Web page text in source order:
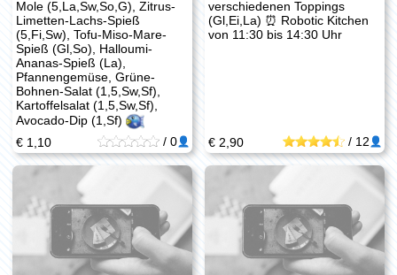
Mole (5,La,Sw,So,G), Zitrus-
Limetten-Lachs-Spieß
(5,Fi,Sw), Tofu-Miso-Mare-
Spieß (Gl,So), Halloumi-
Ananas-Spieß (La),
Pfannengemüse, Grüne-
Bohnen-Salat (1,5,Sw,Sf),
Kartoffelsalat (1,5,Sw,Sf),
Avocado-Dip (1,Sf)
€ 1,10
/ 0
verschiedenen Toppings
(Gl,Ei,La) ⏰ Robotic Kitchen
von 11:30 bis 14:30 Uhr
€ 2,90 / 12